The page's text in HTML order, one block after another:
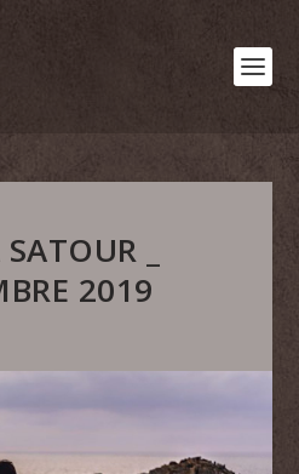
_
2019